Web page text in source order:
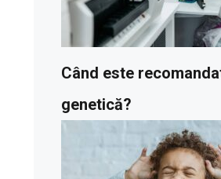
Când este
genetică?